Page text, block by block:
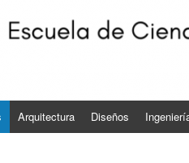
Arquitectura Diseños